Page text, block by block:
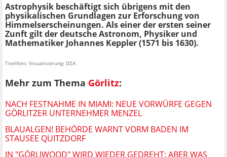
Astrophysik beschäftigt sich übrigens mit den
physikalischen Grundlagen zur Erforschung von
Himmelserscheinungen. Als einer der ersten seiner
Zunft gilt der deutsche Astronom, Physiker und
Mathematiker Johannes Keppler (1571 bis 1630).
Titelfoto: Visualisierung: DZA
Mehr zum Thema Görlitz:
NACH FESTNAHME IN MIAMI: NEUE VORWÜRFE GEGEN
GÖRLITZER UNTERNEHMER MENZEL
BLAUALGEN! BEHÖRDE WARNT VORM BADEN IM
STAUSEE QUITZDORF
IN "GÖRLIWOOD" WIRD WIEDER GEDREHT: ABER WAS